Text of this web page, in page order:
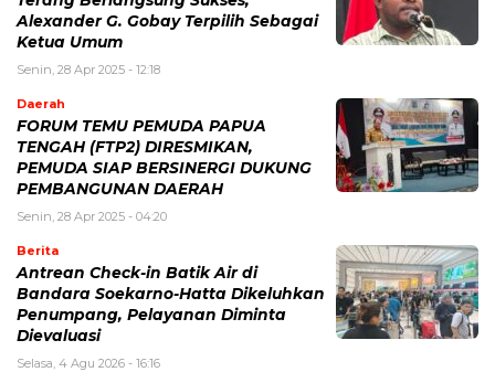
Alexander G. Gobay Terpilih Sebagai
Ketua Umum
Senin, 28 Apr 2025 - 12:18
Daerah
FORUM TEMU PEMUDA PAPUA
TENGAH (FTP2) DIRESMIKAN,
PEMUDA SIAP BERSINERGI DUKUNG
PEMBANGUNAN DAERAH
Senin, 28 Apr 2025 - 04:20
Berita
Antrean Check-in Batik Air di
Bandara Soekarno-Hatta Dikeluhkan
Penumpang, Pelayanan Diminta
Dievaluasi
Selasa, 4 Agu 2026 - 16:16